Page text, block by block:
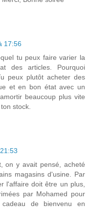
17:56
tu peux faire varier la
des articles. Pourquoi
peux plutôt acheter des
et en bon état avec un
beaucoup plus vite
stock.
on y avait pensé, acheté
magasins d'usine. Par
l'affaire doit être un plus,
par Mohamed pour
de bienvenu en